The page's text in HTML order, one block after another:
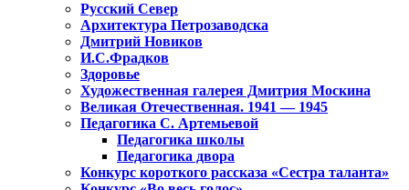
Русский Север
Архитектура Петрозаводска
Дмитрий Новиков
И.С.Фрадков
Здоровье
Художественная галерея Дмитрия Москина
Великая Отечественная. 1941 — 1945
Педагогика С. Артемьевой
Педагогика школы
Педагогика двора
Конкурс короткого рассказа «Сестра таланта»